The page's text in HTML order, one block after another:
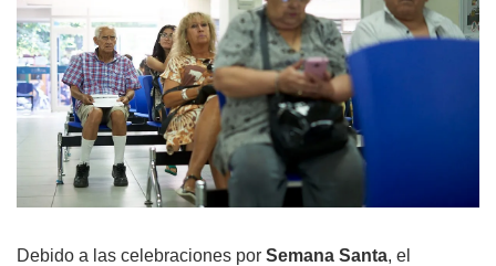
Debido a las celebraciones por Semana Santa, el